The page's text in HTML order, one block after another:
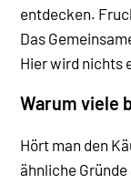
entdecken.
Das
Hier wird nichts
Warum viele
Hört man den
ähnliche Gründe